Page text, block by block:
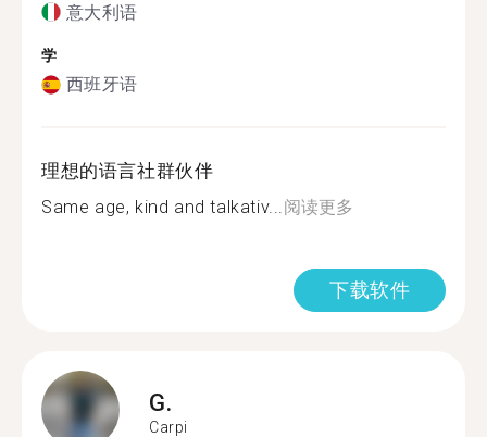
意大利语
学
西班牙语
理想的语言社群伙伴
Same age, kind and talkativ...阅读更多
下载软件
G.
Carpi